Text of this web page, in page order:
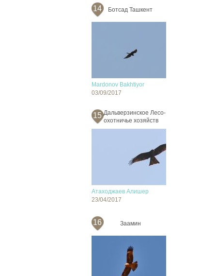
14 Ботсад Ташкент
Mardonov Bakhtiyor
03/09/2017
15 Дальверзинское Лесо-
охотничье хозяйств
Атаходжаев Алишер
23/04/2017
16 Заамин